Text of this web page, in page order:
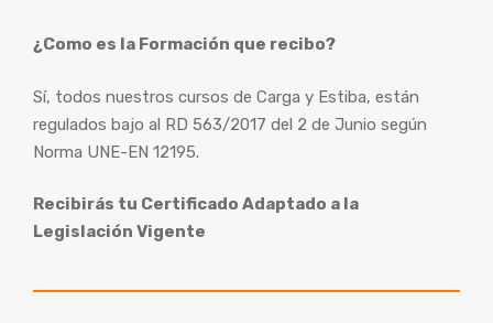
¿Como es la Formación que recibo?
Sí, todos nuestros cursos de Carga y Estiba, están
regulados bajo al RD 563/2017 del 2 de Junio según
Norma UNE-EN 12195.
Recibirás tu Certificado Adaptado a la
Legislación Vigente